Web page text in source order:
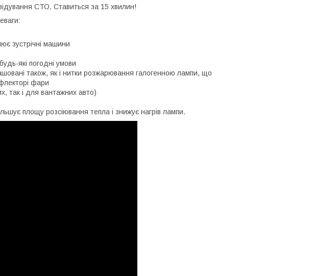
СТО. Ставиться за 15 хвилин!
зустрічні машини
які погодні умови
також, як і нитки розжарювання галогенною лампи, що
фари
так і для вантажних авто)
площу розсіювання тепла і знижує нагрів лампи.